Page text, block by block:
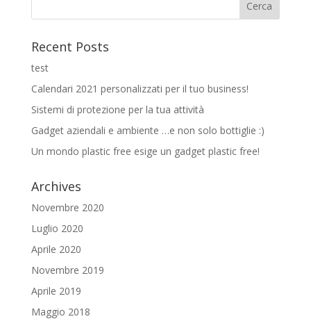
Recent Posts
test
Calendari 2021 personalizzati per il tuo business!
Sistemi di protezione per la tua attività
Gadget aziendali e ambiente …e non solo bottiglie :)
Un mondo plastic free esige un gadget plastic free!
Archives
Novembre 2020
Luglio 2020
Aprile 2020
Novembre 2019
Aprile 2019
Maggio 2018